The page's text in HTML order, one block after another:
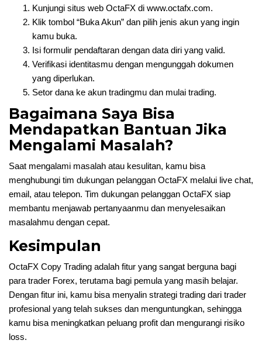
Kunjungi situs web OctaFX di www.octafx.com.
Klik tombol “Buka Akun” dan pilih jenis akun yang ingin
kamu buka.
Isi formulir pendaftaran dengan data diri yang valid.
Verifikasi identitasmu dengan mengunggah dokumen
yang diperlukan.
Setor dana ke akun tradingmu dan mulai trading.
Bagaimana Saya Bisa
Mendapatkan Bantuan Jika
Mengalami Masalah?
Saat mengalami masalah atau kesulitan, kamu bisa
menghubungi tim dukungan pelanggan OctaFX melalui live chat,
email, atau telepon. Tim dukungan pelanggan OctaFX siap
membantu menjawab pertanyaanmu dan menyelesaikan
masalahmu dengan cepat.
Kesimpulan
OctaFX Copy Trading adalah fitur yang sangat berguna bagi
para trader Forex, terutama bagi pemula yang masih belajar.
Dengan fitur ini, kamu bisa menyalin strategi trading dari trader
profesional yang telah sukses dan menguntungkan, sehingga
kamu bisa meningkatkan peluang profit dan mengurangi risiko
loss.